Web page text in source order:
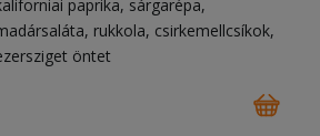
paprika sárgarépa
rukkola csirkemellcsíkok
öntet